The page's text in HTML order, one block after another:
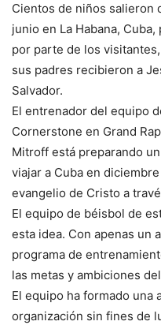
Cientos de niños salieron
junio en La Habana,
por parte de los
sus padres recibieron a
Salvador.
El entrenador del equipo
Cornerstone en Grand
Mitroff está preparando
viajar a Cuba en
evangelio de Cristo a
El equipo de béisbol de
esta idea. Con apenas un
programa de
las metas y ambiciones
El equipo ha formado una
organización sin fines de